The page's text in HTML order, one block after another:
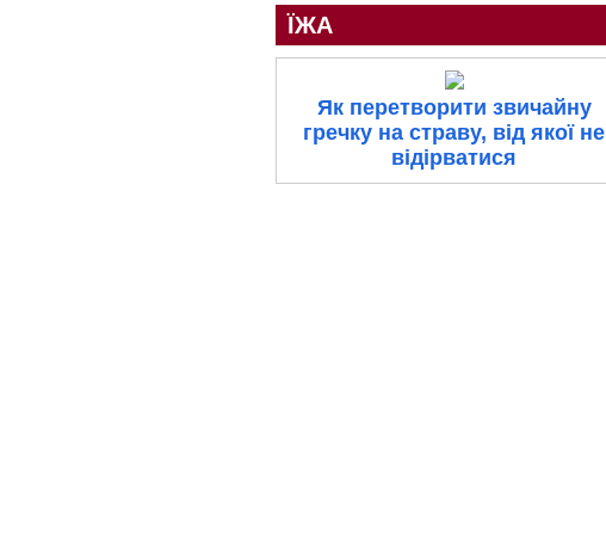
ЇЖА
Як перетворити звичайну
гречку на страву, від якої не
відірватися